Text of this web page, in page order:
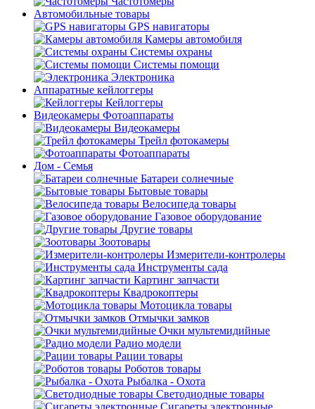
Автомобильные товары
GPS навигаторы
Камеры автомобиля
Системы охраны
Системы помощи
Электроника
Аппаратные кейлоггеры
Кейлоггеры
Видеокамеры Фотоаппараты
Видеокамеры
Трейл фотокамеры
Фотоаппараты
Дом - Семья
Батареи солнечные
Бытовые товары
Велосипеда товары
Газовое оборудование
Другие товары
Зоотовары
Измерители-контролеры
Инструменты сада
Картинг запчасти
Квадрокоптеры
Мотоцикла товары
Отмычки замков
Очки мультемидийные
Радио модели
Рации товары
Роботов товары
Рыбалка - Охота
Светодиодные товары
Сигареты электронные